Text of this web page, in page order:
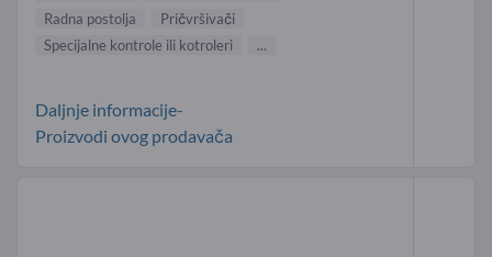
Radna postolja
Pričvršivači
Specijalne kontrole ili kotroleri
...
Daljnje informacije-
Proizvodi ovog prodavača